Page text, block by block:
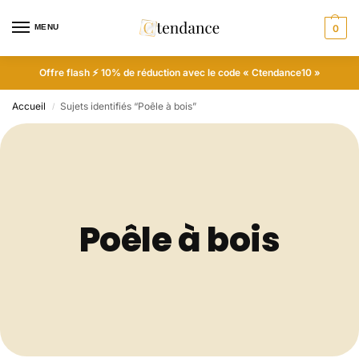
MENU 0
Offre flash ⚡ 10% de réduction avec le code « Ctendance10 »
Accueil / Sujets identifiés “Poêle à bois”
Poêle à bois